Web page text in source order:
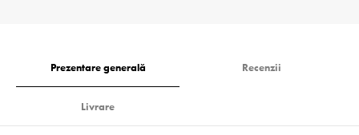
Prezentare generală Recenzii
Livrare